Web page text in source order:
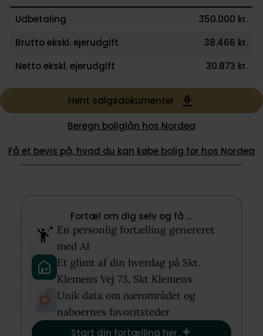
Udbetaling
350.000 kr.
Brutto ekskl. ejerudgift
38.466 kr.
Netto ekskl. ejerudgift
30.873 kr.
Hent salgsdokumenter
Beregn boliglån hos Nordea
Få et bevis på, hvad du kan købe bolig for hos Nordea
Fortæl om dig selv og få …​
En personlig fortælling genereret
med AI​
Et glimt af din hverdag på Skt.
Klemens Vej 73, Skt Klemens​
Unik data om nærområdet og
naboernes favoritsteder​
Start din fortælling her